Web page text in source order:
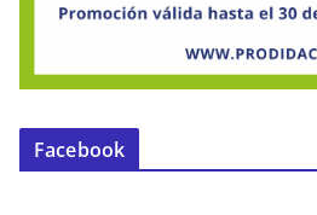
Facebook